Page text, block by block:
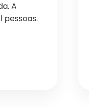
A
pessoas.